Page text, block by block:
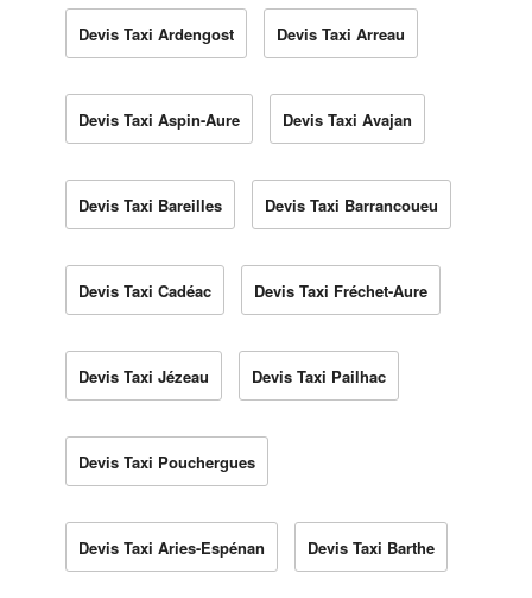
Devis Taxi Ardengost Devis Taxi Arreau
Devis Taxi Aspin-Aure Devis Taxi Avajan
Devis Taxi Bareilles Devis Taxi Barrancoueu
Devis Taxi Cadéac Devis Taxi Fréchet-Aure
Devis Taxi Jézeau Devis Taxi Pailhac
Devis Taxi Pouchergues
Devis Taxi Aries-Espénan Devis Taxi Barthe